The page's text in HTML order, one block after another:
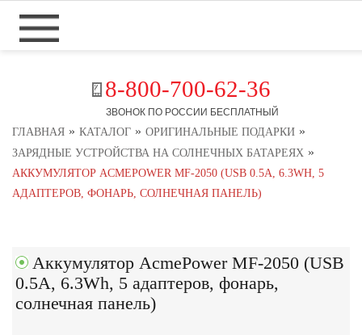
8-800-700-62-36
ЗВОНОК ПО РОССИИ БЕСПЛАТНЫЙ
ГЛАВНАЯ » КАТАЛОГ » ОРИГИНАЛЬНЫЕ ПОДАРКИ »
ЗАРЯДНЫЕ УСТРОЙСТВА НА СОЛНЕЧНЫХ БАТАРЕЯХ »
АККУМУЛЯТОР ACMEPOWER MF-2050 (USB 0.5A, 6.3WH, 5
АДАПТЕРОВ, ФОНАРЬ, СОЛНЕЧНАЯ ПАНЕЛЬ)
Аккумулятор AcmePower MF-2050 (USB
0.5A, 6.3Wh, 5 адаптеров, фонарь,
солнечная панель)